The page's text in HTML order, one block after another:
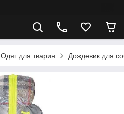
Одяг для тварин Дождевик для